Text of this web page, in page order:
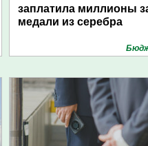
заплатила миллионы
медали из серебра